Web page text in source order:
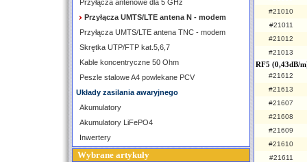
Przyłącza antenowe dla 5 GHz
Przyłącza UMTS/LTE antena N - modem
Przyłącza UMTS/LTE antena TNC - modem
Skrętka UTP/FTP kat.5,6,7
Kable koncentryczne 50 Ohm
Peszle stalowe A4 powlekane PCV
Układy zasilania awaryjnego
Akumulatory
Akumulatory LiFePO4
Inwertery
Wybrane artykuły
#21010
#21011
#21012
#21013
RF5 (0,43dB/
#21612
#21613
#21607
#21608
#21609
#21610
#21611